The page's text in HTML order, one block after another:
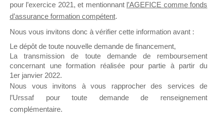
Propositions Mallette du Dirigeant.
sur lequel il est possible de laisser un message
ou poser une question.
NB : Il est nécessaire d’êtreinscrit(e)pour
pouvoir rejoindre ce groupe
pour l’exercice 2021, et mentionnant l’AGEFICE comme fonds
d’assurance formation compétent.
Nous vous invitons donc à vérifier cette information avant :
Le dépôt de toute nouvelle demande de financement,
La transmission de toute demande de remboursement
concernant une formation réalisée pour partie à partir du
1er janvier 2022.
Nous vous invitons à vous rapprocher des services de
l’Urssaf pour toute demande de renseignement
complémentaire.